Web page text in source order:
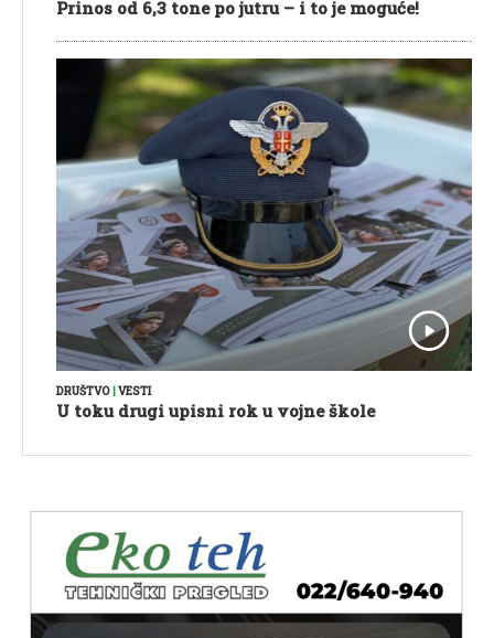
Prinos od 6,3 tone po jutru – i to je moguće!
DRUŠTVO|VESTI
U toku drugi upisni rok u vojne škole